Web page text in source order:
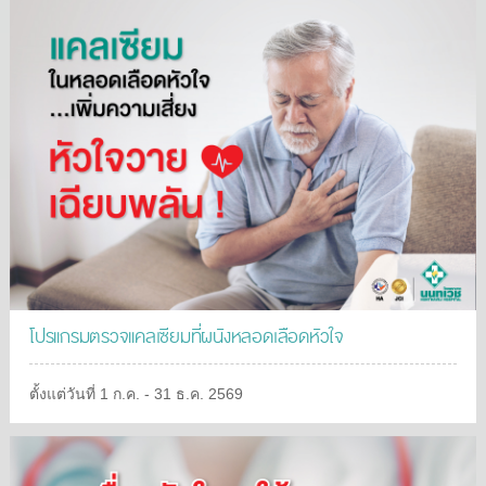
โปรแกรมตรวจแคลเซียมที่ผนังหลอดเลือดหัวใจ
ตั้งแต่วันที่ 1 ก.ค. - 31 ธ.ค. 2569